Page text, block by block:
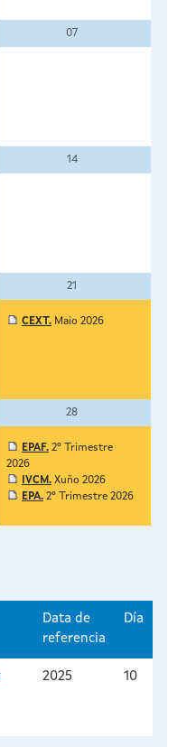
07
14
21
CEXT. Maio 2026
28
EPAF. 2º Trimestre
2026
IVCM. Xuño 2026
EPA. 2º Trimestre 2026
Data de
referencia
Día
2025 10